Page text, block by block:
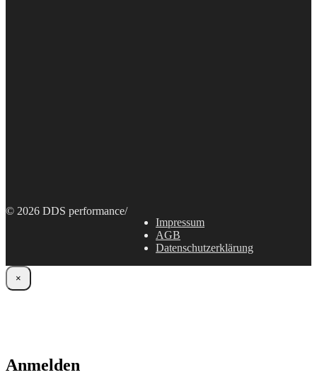
© 2026 DDS performance/
Impressum
AGB
Datenschutzerklärung
×
Anmelden